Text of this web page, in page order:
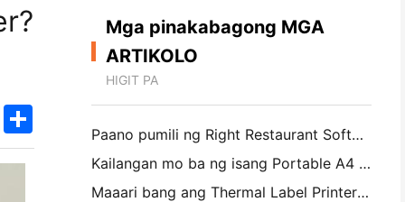
TwitterShare
Mga pinakabagong MGA
ARTIKOLO
HIGIT PA
Paano pumili ng Right Restaurant Software para sa iyong Maliit o Midsize Restaurant
Kailangan mo ba ng isang Portable A4 Printer para sa mga Warehouse Invoices? Ano talagang gumagana
Maaari bang ang Thermal Label Printers ay gumawa ng Waterproof Labels para sa mga maliliit na Producto ng negosyo?